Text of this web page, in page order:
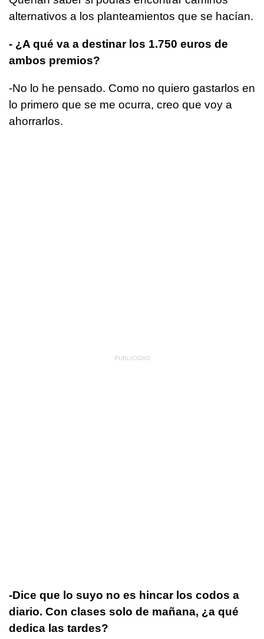
alternativos a los planteamientos que se hacían.
- ¿A qué va a destinar los 1.750 euros de
ambos premios?
-No lo he pensado. Como no quiero gastarlos en
lo primero que se me ocurra, creo que voy a
ahorrarlos.
-Dice que lo suyo no es hincar los codos a
diario. Con clases solo de mañana, ¿a qué
dedica las tardes?